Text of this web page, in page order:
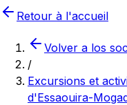
Retour à l'accueil
Volver a los
/
Excursions et
d'Essaouira-